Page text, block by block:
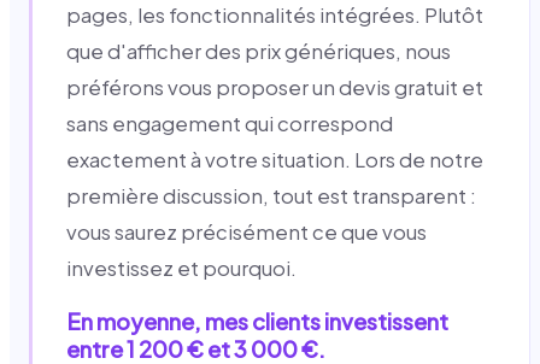
pages, les fonctionnalités intégrées. Plutôt
que d'afficher des prix génériques, nous
préférons vous proposer un devis gratuit et
sans engagement qui correspond
exactement à votre situation. Lors de notre
première discussion, tout est transparent :
vous saurez précisément ce que vous
investissez et pourquoi.
En moyenne, mes clients investissent
entre 1 200 € et 3 000 €.